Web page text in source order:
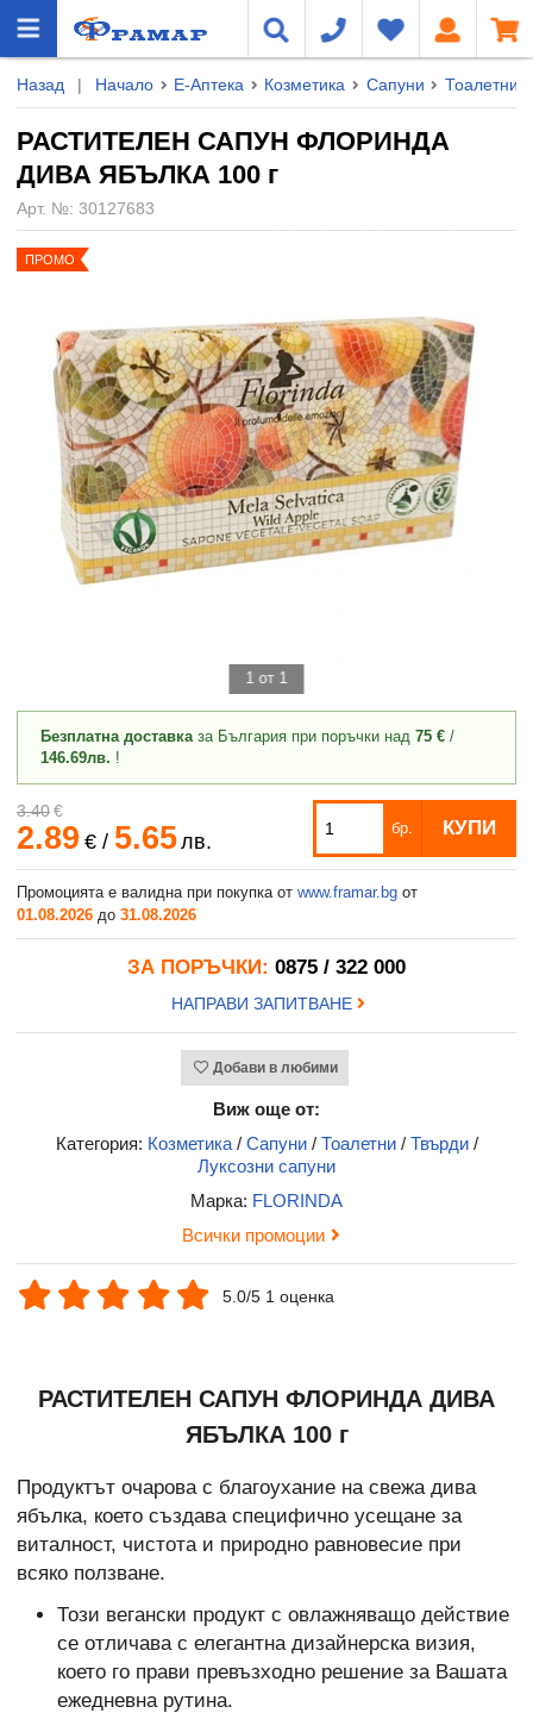
Назад | Начало Е-Аптека Козметика Сапуни Тоалетни
РАСТИТЕЛЕН САПУН ФЛОРИНДА
ДИВА ЯБЪЛКА 100 г
Арт. №: 30127683
1 от 1
ПРОМО
Безплатна доставказа България при поръчки над 75 € /
146.69лв. !
3.40 €
2.89 €/ 5.65лв.
бр. КУПИ
Промоцията е валидна при покупка от www.framar.bg от
01.08.2026 до 31.08.2026
ЗА ПОРЪЧКИ: 0875 / 322 000
НАПРАВИ ЗАПИТВАНЕ
Добави в любими
Виж още от:
Категория: Козметика/ Сапуни/ Тоалетни/ Твърди/
Луксозни сапуни
Марка: FLORINDA
Всички промоции
5.0/5 1 оценка
РАСТИТЕЛЕН САПУН ФЛОРИНДА ДИВА
ЯБЪЛКА 100 г
Продуктът очарова с благоухание на свежа дива
ябълка, което създава специфично усещане за
виталност, чистота и природно равновесие при
всяко ползване.
Този вегански продукт с овлажняващо действие
се отличава с елегантна дизайнерска визия,
което го прави превъзходно решение за Вашата
ежедневна рутина.